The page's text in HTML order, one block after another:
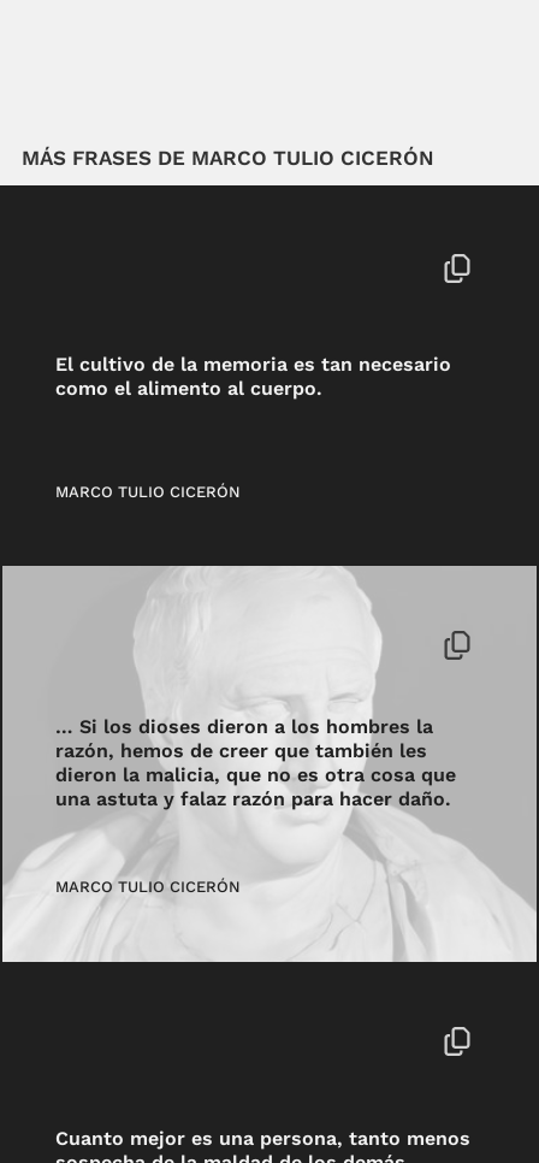
MÁS FRASES DE MARCO TULIO CICERÓN
El cultivo de la memoria es tan necesario
como el alimento al cuerpo.
MARCO TULIO CICERÓN
… Si los dioses dieron a los hombres la
razón, hemos de creer que también les
dieron la malicia, que no es otra cosa que
una astuta y falaz razón para hacer daño.
MARCO TULIO CICERÓN
Cuanto mejor es una persona, tanto menos